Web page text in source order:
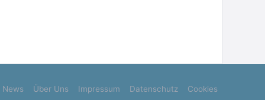
News Über Uns Impressum Datenschutz Cookies